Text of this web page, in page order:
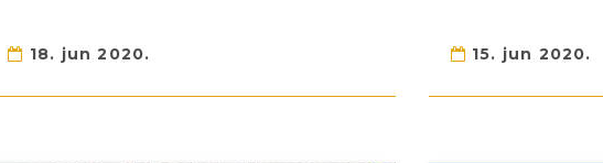
18. jun 2020. 15. jun 2020.